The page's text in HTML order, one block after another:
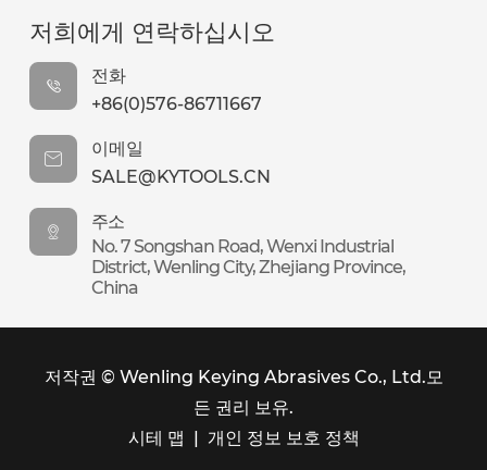
저희에게 연락하십시오
전화
+86(0)576-86711667
이메일
SALE@KYTOOLS.CN
주소
No. 7 Songshan Road, Wenxi Industrial
District, Wenling City, Zhejiang Province,
China
저작권 © Wenling Keying Abrasives Co., Ltd.모
든 권리 보유.
시테 맵 | 개인 정보 보호 정책